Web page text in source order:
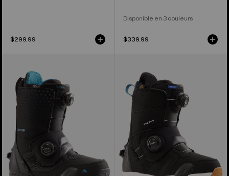
$299.99
Disponible en 3 couleurs
$339.99
Bottes
planche
neige
Photon
Step
On®
Bottes
planche
neige
Felix
Step
On®